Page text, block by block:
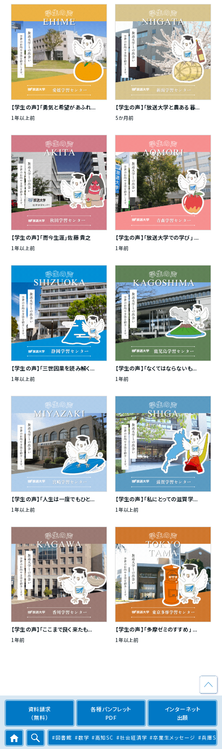
【学生の声】「勇気と希望があふれ...
1年以上前
【学生の声】「放送大学と農ある暮...
5か月前
【学生の声】「而今生涯」佐藤 貴之
1年以上前
【学生の声】「放送大学での学び」 ...
1年前
【学生の声】「三世因果を読み解く...
1年以上前
【学生の声】「なくてはならないも...
1年前
【学生の声】「人生は一度でもひと...
1年以上前
【学生の声】「私にとっての滋賀学...
1年以上前
【学生の声】「ここまで良く来たも...
1年前
【学生の声】「多摩ゼミのすすめ」 ...
1年以上前
資料請求
（無料）
各種パンフレット
PDF
インターネット
出願
#図書館 #数学 #高知SC #社会経済学 #卒業生メッセージ #兵庫SC